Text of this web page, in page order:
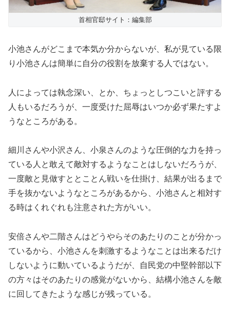
首相官邸サイト：編集部
小池さんがどこまで本気か分からないが、私が見ている限
り小池さんは簡単に自分の役割を放棄する人ではない。
人によっては執念深い、とか、ちょっとしつこいと評する
人もいるだろうが、一度受けた屈辱はいつか必ず果たすよ
うなところがある。
細川さんや小沢さん、小泉さんのような圧倒的な力を持っ
ている人と敢えて敵対するようなことはしないだろうが、
一度敵と見做すととことん戦いを仕掛け、結果が出るまで
手を抜かないようなところがあるから、小池さんと相対す
る時はくれぐれも注意された方がいい。
安倍さんや二階さんはどうやらそのあたりのことが分かっ
ているから、小池さんを刺激するようなことは出来るだけ
しないように動いているようだが、自民党の中堅幹部以下
の方々はそのあたりの感覚がないから、結構小池さんを敵
に回してきたような感じが残っている。